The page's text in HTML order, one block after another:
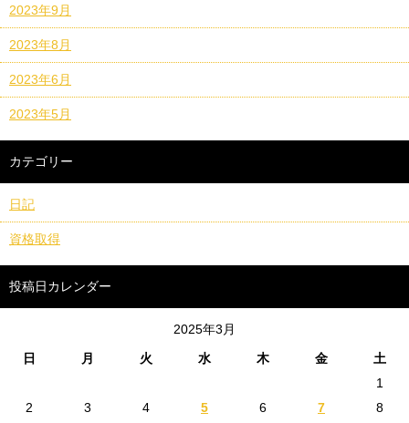
2023年9月
2023年8月
2023年6月
2023年5月
カテゴリー
日記
資格取得
投稿日カレンダー
2025年3月
日
月 火 水 木 金
土
1
2
3 4 5 6 7 8